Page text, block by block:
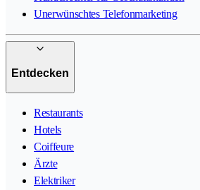
Unerwünschtes Telefonmarketing
Entdecken
Restaurants
Hotels
Coiffeure
Ärzte
Elektriker